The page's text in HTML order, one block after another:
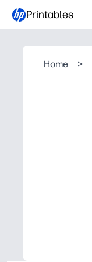
Printables
Home >